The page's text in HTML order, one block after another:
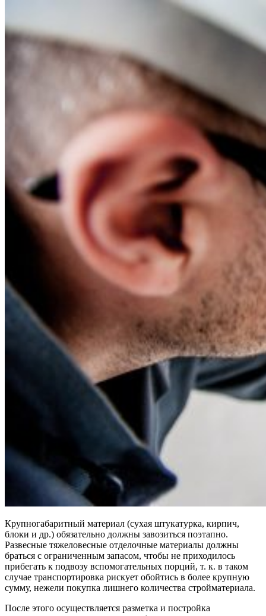
Крупногабаритный материал (сухая штукатурка, кирпич,
блоки и др.) обязательно должны завозиться поэтапно.
Развесные тяжеловесные отделочные материалы должны
браться с ограниченным запасом, чтобы не приходилось
прибегать к подвозу вспомогательных порций, т. к. в таком
случае транспортировка рискует обойтись в более крупную
сумму, нежели покупка лишнего количества стройматериала.
После этого осуществляется разметка и постройка